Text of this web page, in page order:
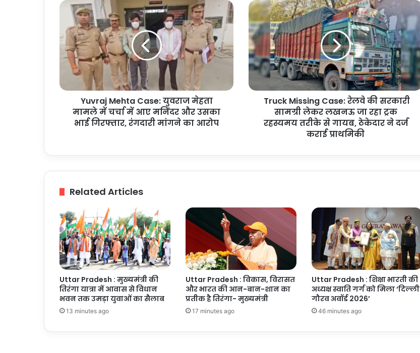
Yuvraj
Mehta
Case:
युवराज
मेहता
मामले
में
मनिंदर
मांगने
आरोप
Yuvraj Mehta Case: युवराज मेहता
मामले में चर्चा में आए मनिंदर और उसका
भाई गिरफ्तार, रंगदारी मांगने का आरोप
Truck
Missing
Case:
रेलवे
की
सरकारी
सामग्री
लखनऊ
ठेकेदार
कराई
Truck Missing Case: रेलवे की सरकारी
सामग्री लेकर लखनऊ जा रहा ट्रक
रहस्यमय तरीके से गायब, ठेकेदार ने दर्ज
कराई प्राथमिकी
Related Articles
Uttar Pradesh : मुख्यमंत्री की
तिरंगा यात्रा में आवास से विधान
भवन तक उमड़ा युवाओं का सैलाब
13 minutes ago
Uttar Pradesh : विकास, विरासत
और भारत की आन-बान-शान का
प्रतीक है तिरंगा- मुख्यमंत्री
17 minutes ago
Uttar Pradesh : शिक्षा भारती की
अध्यक्ष स्वाति गर्ग को मिला ‘दिल्ली
गौरव अवॉर्ड 2026’
46 minutes ago